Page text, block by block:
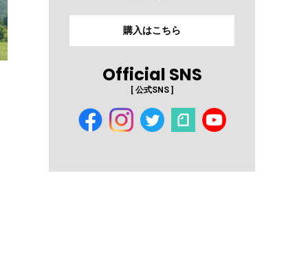
購入はこちら
Official SNS
[ 公式SNS ]